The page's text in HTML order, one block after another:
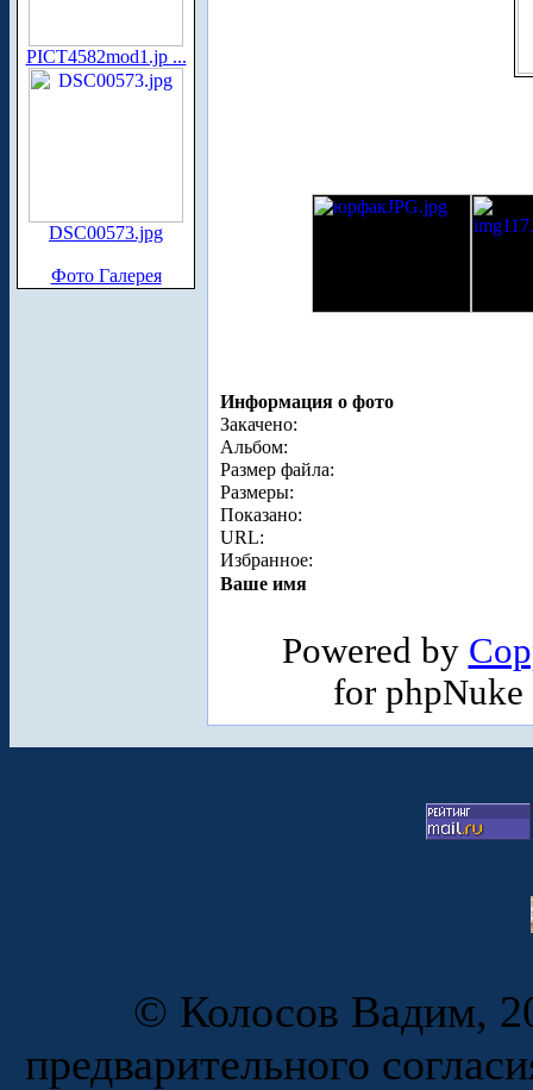
PICT4582mod1.jp ...
DSC00573.jpg
Фото Галерея
Информация о фото
Закачено:
Альбом:
Размер файла:
Размеры:
Показано:
URL:
Избранное:
Ваше имя
Powered by
for
© Колосов Вадим,
предварительного